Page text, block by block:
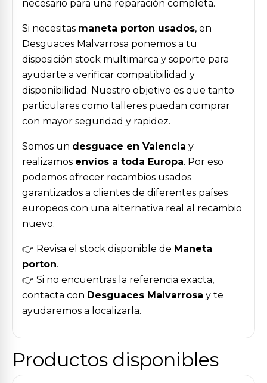
necesario para una reparación completa.
Si necesitas maneta porton usados, en
Desguaces Malvarrosa ponemos a tu
disposición stock multimarca y soporte para
ayudarte a verificar compatibilidad y
disponibilidad. Nuestro objetivo es que tanto
particulares como talleres puedan comprar
con mayor seguridad y rapidez.
Somos un desguace en Valencia y
realizamos envíos a toda Europa. Por eso
podemos ofrecer recambios usados
garantizados a clientes de diferentes países
europeos con una alternativa real al recambio
nuevo.
👉 Revisa el stock disponible de Maneta
porton.
👉 Si no encuentras la referencia exacta,
contacta con Desguaces Malvarrosa y te
ayudaremos a localizarla.
Productos disponibles